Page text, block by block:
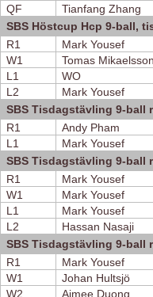
QF
Tianfang Zhang
SBS Höstcup Hcp 9-ball,
R1
Mark Yousef
W1
Tomas Mikaelsson
L1
WO
L2
Mark Yousef
SBS Tisdagstävling 9-ball
R1
Andy Pham
L1
Mark Yousef
SBS Tisdagstävling 9-ball
R1
Mark Yousef
W1
Mark Yousef
L1
Mark Yousef
L2
Hassan Nasaji
SBS Tisdagstävling 9-ball
R1
Mark Yousef
W1
Johan Hultsjö
W2
Aimee Duong